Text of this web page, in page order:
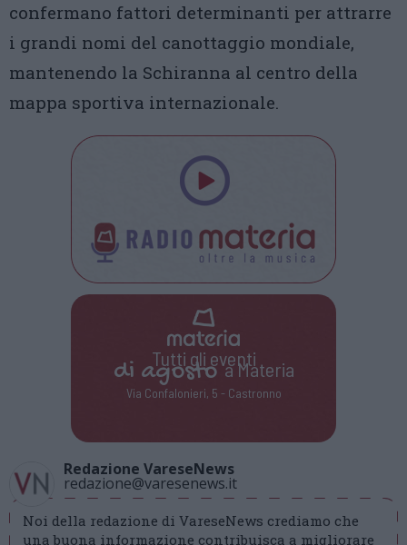
confermano fattori determinanti per attrarre
i grandi nomi del canottaggio mondiale,
mantenendo la Schiranna al centro della
mappa sportiva internazionale.
Tutti gli eventi
di agostoa Materia
Via Confalonieri, 5 - Castronno
Redazione VareseNews
redazione@varesenews.it
Noi della redazione di VareseNews crediamo che
una buona informazione contribuisca a migliorare